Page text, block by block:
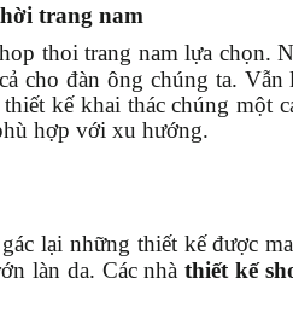
trang nam
thoi trang nam lựa chọn.
cho đàn ông chúng ta. Vẫn
kế khai thác chúng một
hợp với xu hướng.
lại những thiết kế được
làn da. Các nhàthiết kế